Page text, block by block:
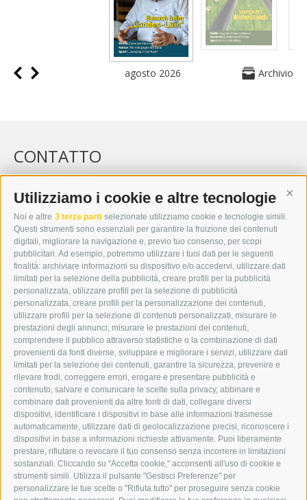
Utilizziamo i cookie e altre tecnologie
Noi e altre 3 terze parti selezionate utilizziamo cookie e tecnologie simili.
Questi strumenti sono essenziali per garantire la fruizione dei contenuti
digitali, migliorare la navigazione e, previo tuo consenso, per scopi
pubblicitari. Ad esempio, potremmo utilizzare i tuoi dati per le seguenti
finalità: archiviare informazioni su dispositivo e/o accedervi, utilizzare dati
limitati per la selezione della pubblicità, creare profili per la pubblicità
personalizzata, utilizzare profili per la selezione di pubblicità
personalizzata, creare profili per la personalizzazione dei contenuti,
utilizzare profili per la selezione di contenuti personalizzati, misurare le
prestazioni degli annunci, misurare le prestazioni dei contenuti,
comprendere il pubblico attraverso statistiche o la combinazione di dati
provenienti da fonti diverse, sviluppare e migliorare i servizi, utilizzare dati
limitati per la selezione dei contenuti, garantire la sicurezza, prevenire e
rilevare frodi, correggere errori, erogare e presentare pubblicità e
contenuto, salvare e comunicare le scelte sulla privacy, abbinare e
combinare dati provenienti da altre fonti di dati, collegare diversi
dispositivi, identificare i dispositivi in base alle informazioni trasmesse
automaticamente, utilizzare dati di geolocalizzazione precisi, riconoscere i
dispositivi in base a informazioni richieste attivamente. Puoi liberamente
prestare, rifiutare o revocare il tuo consenso senza incorrere in limitazioni
sostanziali. Cliccando su "Accetta cookie," acconsenti all'uso di cookie e
strumenti simili. Utilizza il pulsante "Gestisci Preferenze" per
personalizzare le tue scelte o "Rifiuta tutto" per proseguire senza cookie
agosto 2026 Archivio
CONTATTO
WIPP-MEDIA GMBH
DER ERKER
I-39049 VIPITENO
TEL.: +39 0472 766876
GRAFIK@DERERKER.IT
INFO@DERERKER.IT
BARBARA.FONTANA@DERERKER.IT
ERKER
PUBBLICITÀ NELL’ERKER
PUBBLICITÀ ONLINE
ADDEBITO DIRETTO SEPA
REGOLAMENTO COMMENTI
ONLINE VOTING
SERVICE
EVENTI
ANNUNCI
LINK UTILI